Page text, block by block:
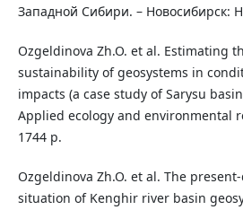
Западной Сибири. – Новосибирск:
Ozgeldinova Zh.O. et al. Estimating
sustainability of geosystems in
impacts (a case study of Sarysu
Applied ecology and environmental
1744 p.
Ozgeldinova Zh.O. et al. The
situation of Kenghir river basin